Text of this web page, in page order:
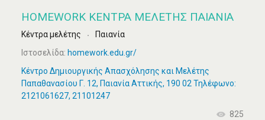
HOMEWORK ΚΈΝΤΡΑ ΜΕΛΈΤΗΣ ΠΑΙΑΝΊΑ
Κέντρα μελέτης
Παιανία
Ιστοσελίδα: homework.edu.gr/
Κέντρο Δημιουργικής Απασχόλησης και Μελέτης
Παπαθανασίου Γ. 12, Παιανία Αττικής, 190 02 Τηλέφωνο:
2121061627, 21101247
825